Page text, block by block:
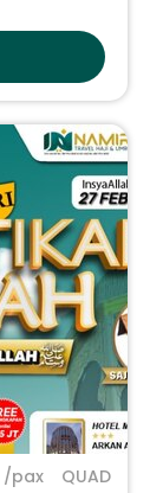
/pax QUAD